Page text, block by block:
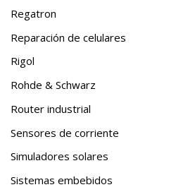
Regatron
Reparación de celulares
Rigol
Rohde & Schwarz
Router industrial
Sensores de corriente
Simuladores solares
Sistemas embebidos